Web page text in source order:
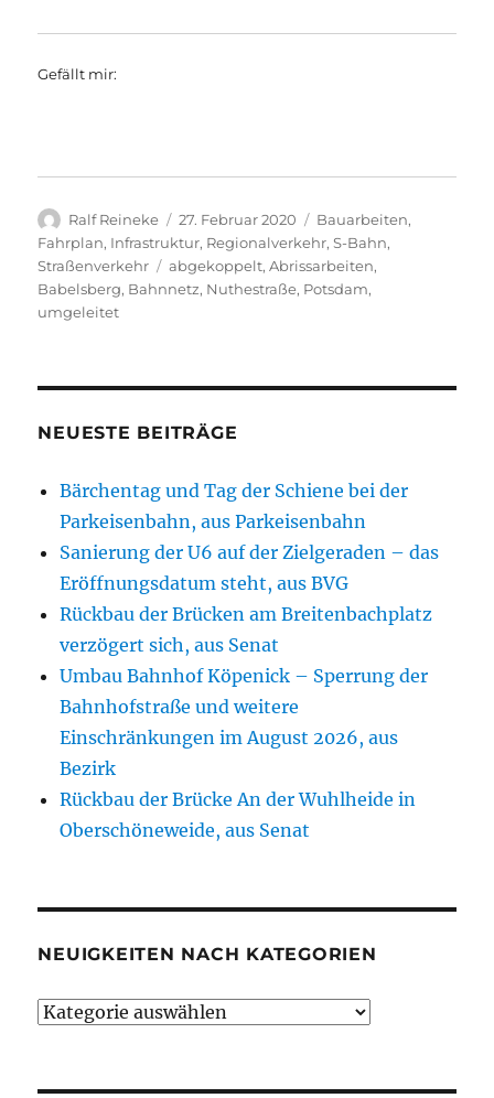
Gefällt mir:
Autor
Ralf Reineke
Veröffentlicht
am
27. Februar 2020 Kategorien
Bauarbeiten,
Fahrplan, Infrastruktur, Regionalverkehr,S-Bahn,
Straßenverkehr
Schlagwörter
abgekoppelt,Abrissarbeiten,
Babelsberg, Bahnnetz, Nuthestraße, Potsdam,
umgeleitet
NEUESTE BEITRÄGE
Bärchentag und Tag der Schiene bei der
Parkeisenbahn, aus Parkeisenbahn
Sanierung der U6 auf der Zielgeraden – das
Eröffnungsdatum steht, aus BVG
Rückbau der Brücken am Breitenbachplatz
verzögert sich, aus Senat
Umbau Bahnhof Köpenick – Sperrung der
Bahnhofstraße und weitere
Einschränkungen im August 2026, aus
Bezirk
Rückbau der Brücke An der Wuhlheide in
Oberschöneweide, aus Senat
NEUIGKEITEN NACH KATEGORIEN
Neuigkeiten